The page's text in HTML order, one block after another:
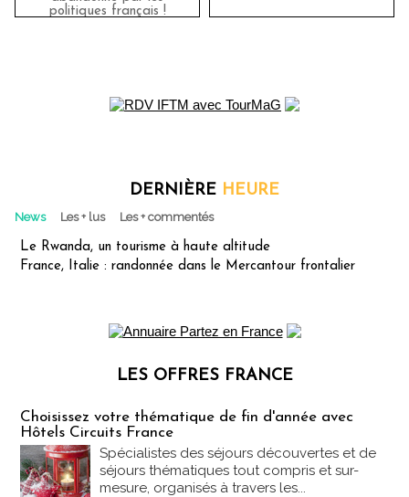
politiques français !
DERNIÈRE HEURE
News Les + lus Les + commentés
Le Rwanda, un tourisme à haute altitude
France, Italie : randonnée dans le Mercantour frontalier
LES OFFRES FRANCE
Choisissez votre thématique de fin d'année avec
Hôtels Circuits France
Spécialistes des séjours découvertes et de
séjours thématiques tout compris et sur-
mesure, organisés à travers les...